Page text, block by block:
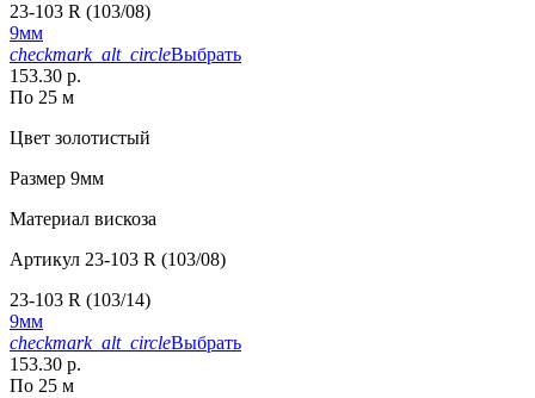
23-103 R (103/08)
9мм
checkmark_alt_circleВыбрать
153.30 р.
По 25 м
Цвет золотистый
Размер 9мм
Материал вискоза
Артикул 23-103 R (103/08)
23-103 R (103/14)
9мм
checkmark_alt_circleВыбрать
153.30 р.
По 25 м